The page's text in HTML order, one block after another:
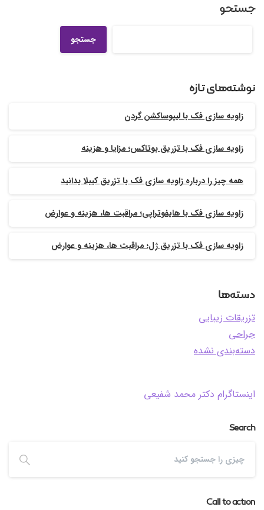
جستجو
جستجو
نوشته‌های تازه
زاویه سازی فک با لیپوساکشن گردن
زاویه سازی فک با تزریق بوتاکس؛ مزایا و هزینه
همه چیز را درباره زاویه سازی فک با تزریق کیبلا بدانید
زاویه سازی فک با هایفوتراپی؛ مراقبت ها، هزینه و عوارض
زاویه سازی فک با تزریق ژل؛ مراقبت ها، هزینه و عوارض
دسته‌ها
تزریقات زیبایی
جراحی
دسته‌بندی نشده
اینستاگرام دکتر محمد شفیعی
Search
Call to action